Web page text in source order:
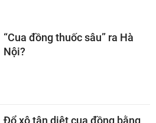
“Cua đồng thuốc sâu” ra Hà
Nội?